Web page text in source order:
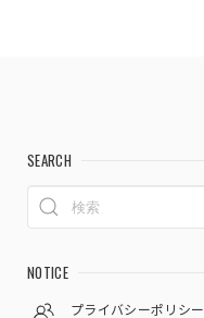
SEARCH
NOTICE
プライバシーポリシー